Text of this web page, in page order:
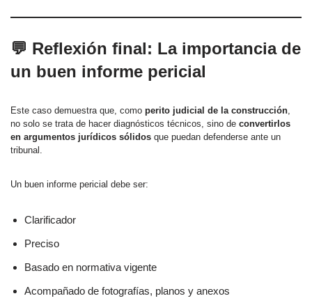
💬 Reflexión final: La importancia de
un buen informe pericial
Este caso demuestra que, como perito judicial de la construcción,
no solo se trata de hacer diagnósticos técnicos, sino de convertirlos
en argumentos jurídicos sólidos que puedan defenderse ante un
tribunal.
Un buen informe pericial debe ser:
Clarificador
Preciso
Basado en normativa vigente
Acompañado de fotografías, planos y anexos